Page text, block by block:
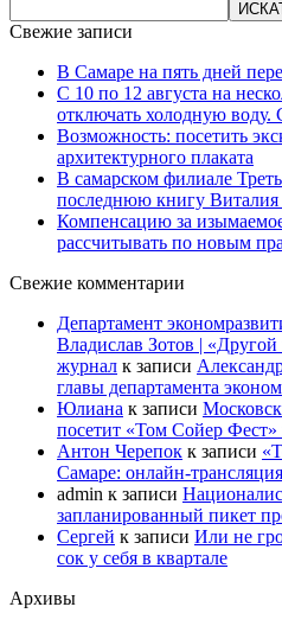
Свежие записи
В Самаре на пять дней
С 10 по 12 августа на
отключать холодную воду.
Возможность: посетить
архитектурного плаката
В самарском филиале
последнюю книгу Виталия
Компенсацию за
рассчитывать по новым
Свежие комментарии
Департамент
Владислав Зотов |
журнал к записи
главы департамента
Юлиана к записи
посетит «Том Сойер
Антон Черепок к записи
Самаре: онлайн-трансляция
admin к записи
запланированный пикет
Сергей к записи Или не
сок у себя в квартале
Архивы